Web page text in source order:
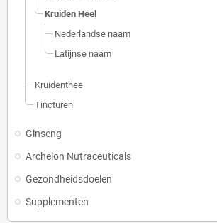
Kruiden Heel
Nederlandse naam
Latijnse naam
Kruidenthee
Tincturen
Ginseng
Archelon Nutraceuticals
Gezondheidsdoelen
Supplementen